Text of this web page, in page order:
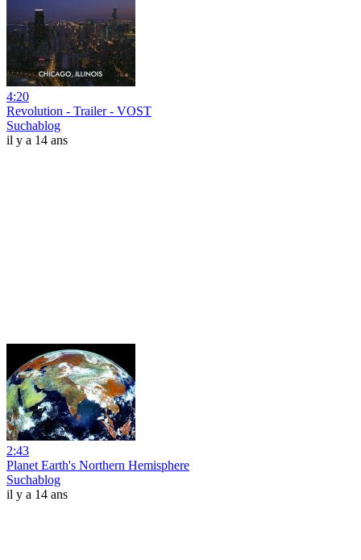
4:20
Revolution - Trailer - VOST
Suchablog
il y a 14 ans
2:43
Planet Earth's Northern Hemisphere
Suchablog
il y a 14 ans